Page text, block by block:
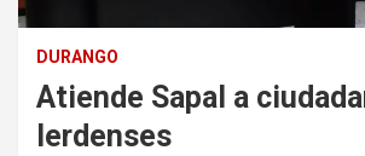
DURANGO
Atiende Sapal a
lerdenses